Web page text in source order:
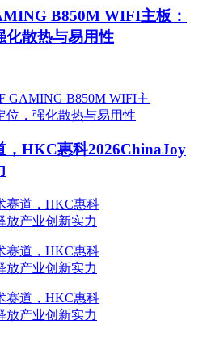
B850M WIFI主板：
化散热与易用性
，HKC惠科2026ChinaJoy